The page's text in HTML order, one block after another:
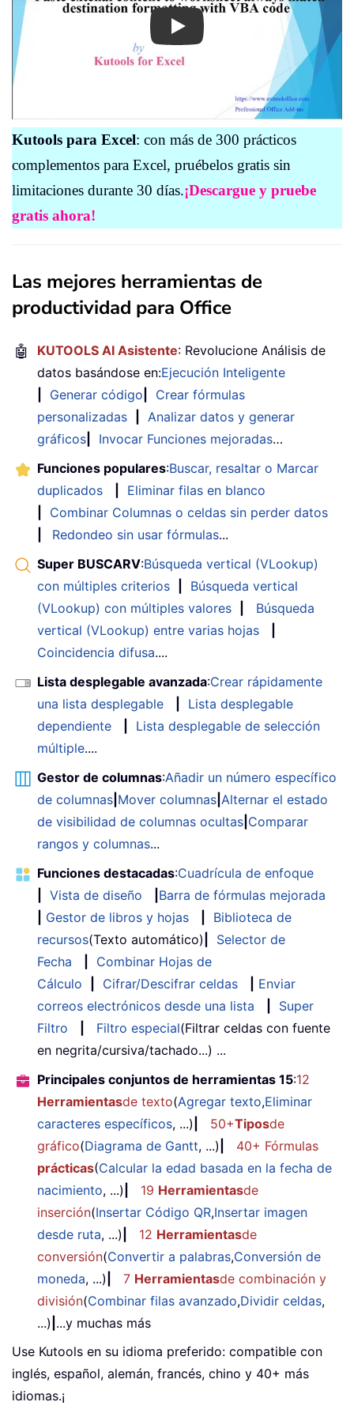
Play
Kutools para Excel: con más de 300 prácticos
complementos para Excel, pruébelos gratis sin
limitaciones durante 30 días.¡Descargue y pruebe
gratis ahora!
Las mejores herramientas de
productividad para Office
🤖 KUTOOLS AI Asistente: Revolucione Análisis de
datos basándose en:Ejecución Inteligente
Generar código
Crear fórmulas
personalizadas
Analizar datos y generar
gráficos
Invocar Funciones mejoradas…
Funciones populares:Buscar, resaltar o Marcar
duplicados
Eliminar filas en blanco
Combinar Columnas o celdas sin perder datos
Redondeo sin usar fórmulas...
Super BUSCARV:Búsqueda vertical (VLookup)
con múltiples criterios
Búsqueda vertical
(VLookup) con múltiples valores
Búsqueda
vertical (VLookup) entre varias hojas
Coincidencia difusa....
Lista desplegable avanzada:Crear rápidamente
una lista desplegable
Lista desplegable
dependiente
Lista desplegable de selección
múltiple....
Gestor de columnas:Añadir un número específico
de columnas Mover columnas Alternar el estado
de visibilidad de columnas ocultas Comparar
rangos y columnas...
Funciones destacadas:Cuadrícula de enfoque
Vista de diseño
Barra de fórmulas mejorada
Gestor de libros y hojas
Biblioteca de
recursos(Texto automático)
Selector de
Fecha
Combinar Hojas de
Cálculo
Cifrar/Descifrar celdas
Enviar
correos electrónicos desde una lista
Super
Filtro
Filtro especial(Filtrar celdas con fuente
en negrita/cursiva/tachado...) ...
Principales conjuntos de herramientas 15:12
Herramientasde texto(Agregar texto,Eliminar
caracteres específicos, ...) 50+Tiposde
gráfico(Diagrama de Gantt, ...)
40+ Fórmulas
prácticas(Calcular la edad basada en la fecha de
nacimiento, ...) 19 Herramientasde
inserción(Insertar Código QR,Insertar imagen
desde ruta, ...) 12 Herramientasde
conversión(Convertir a palabras,Conversión de
moneda, ...) 7 Herramientasde combinación y
división(Combinar filas avanzado,Dividir celdas,
...) ...y muchas más
Use Kutools en su idioma preferido: compatible con
inglés, español, alemán, francés, chino y 40+ más
idiomas.¡